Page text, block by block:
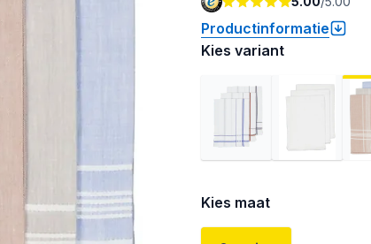
Productinformatie
Kies variant
Kies maat